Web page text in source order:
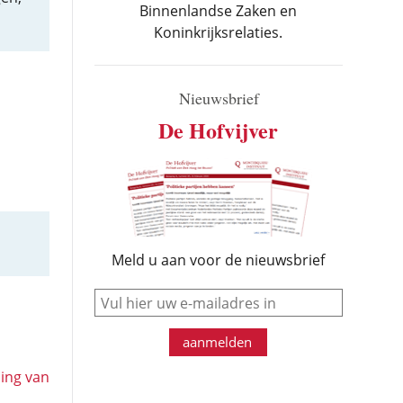
van
Binnenlandse Zaken en
Koninkrijksrelaties.
Nieuwsbrief
De Hofvijver
Meld u aan voor de nieuwsbrief
e-mail
aanmelden